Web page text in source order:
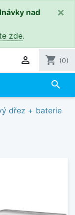
nad
zde.
×
 shopping_cart (0)
search
dřez + baterie